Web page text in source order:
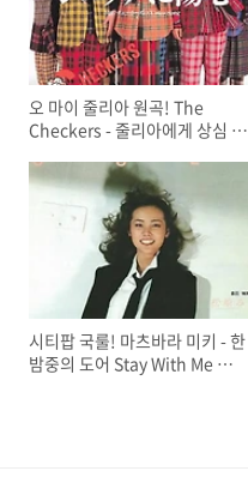
오 마이 줄리아 원곡! The
Checkers - 줄리아에게 상심 한
꼬
시티팝 국룰! 마츠바라 미키 - 한
밤중의 도어 Stay With Me 한글